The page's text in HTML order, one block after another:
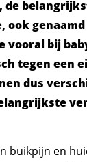
de
ook
vooral bij
tegen een
dus
buikpijn en